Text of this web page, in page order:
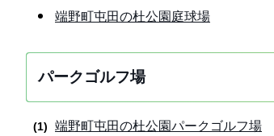
端野町屯田の杜公園庭球場
パークゴルフ場
端野町屯田の杜公園パークゴルフ場